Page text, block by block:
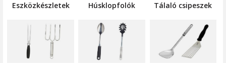
Eszközkészletek Húsklopfolók Tálaló csipeszek